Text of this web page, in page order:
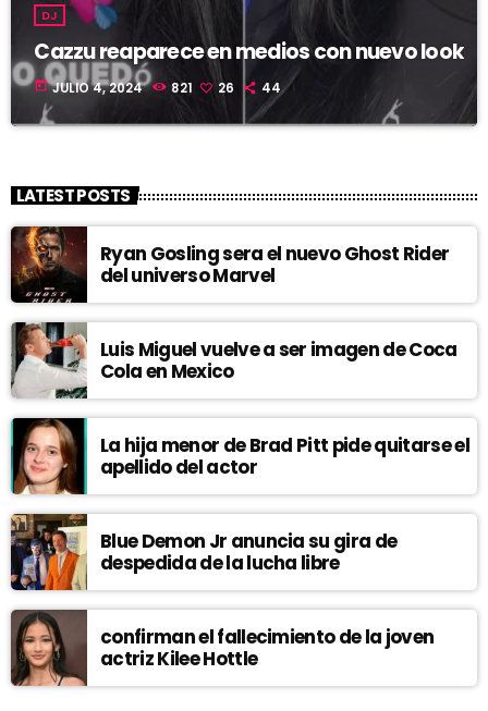
DJ
Cazzu reaparece en medios con nuevo look
today JULIO 4, 2024 821 26 44
LATEST POSTS
Ryan Gosling sera el nuevo Ghost Rider
del universo Marvel
Luis Miguel vuelve a ser imagen de Coca
Cola en Mexico
La hija menor de Brad Pitt pide quitarse el
apellido del actor
Blue Demon Jr anuncia su gira de
despedida de la lucha libre
confirman el fallecimiento de la joven
actriz Kilee Hottle